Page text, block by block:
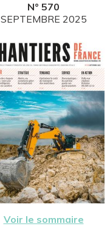
N° 570
SEPTEMBRE 2025
Voir le sommaire